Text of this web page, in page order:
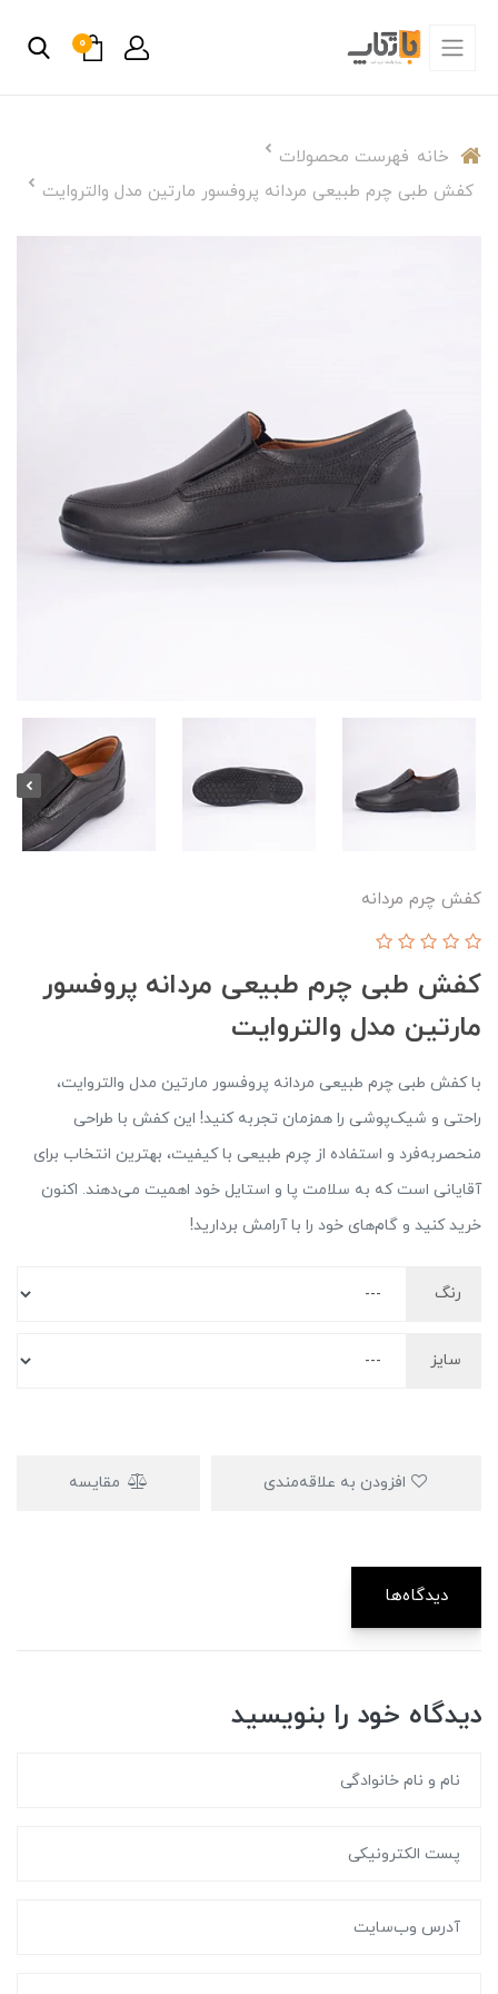
0
خانه فهرست محصولات
کفش طبی چرم طبیعی مردانه پروفسور مارتین مدل والتروایت
کفش چرم مردانه
کفش طبی چرم طبیعی مردانه پروفسور
مارتین مدل والتروایت
با کفش طبی چرم طبیعی مردانه پروفسور مارتین مدل والتروایت،
راحتی و شیک‌پوشی را همزمان تجربه کنید! این کفش با طراحی
منحصربه‌فرد و استفاده از چرم طبیعی با کیفیت، بهترین انتخاب برای
آقایانی است که به سلامت پا و استایل خود اهمیت می‌دهند. اکنون
خرید کنید و گام‌های خود را با آرامش بردارید!
رنگ
سایز
مقایسه
دیدگاه‌ها
دیدگاه خود را بنویسید